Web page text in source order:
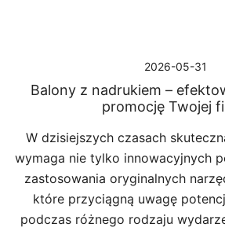
2026-05-31
Balony z nadrukiem –
promocję Twojej
W dzisiejszych czasach
wymaga nie tylko innowacyjnych
zastosowania oryginalnych
które przyciągną uwagę
podczas różnego rodzaju